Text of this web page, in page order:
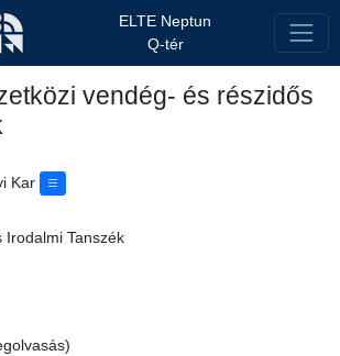
ELTE Neptun
Q-tér
vendég- és részidős
Kar
Irodalmi Tanszék